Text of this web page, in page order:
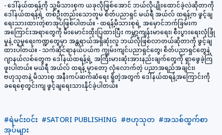
- ဒေါ်နယ်ထရန့်ကို သူ့မိသားစုက ယခုလိုဖြစ်အောင် ဘယ်လိုပျိုးထောင်ခဲ့လဲဆိုတာကို
ဒေါ်နယ်ထရန့်ရဲ့ တစ်ဦးတည်းသောတူမ စိတ်ပညာရှင် မယ်ရီ အယ်လ် ထရန့်က ဖွင့်ချ
ရေးသားထားတဲ့စာအုပ်ဖြစ်ပါတယ်။ - ထရန့်မိသားစုရဲ့ အမှောင်ဘက်ခြမ်းက
အကြောင်းအရာတွေကို မီးမောင်းထိုးပြထားပြီး ကမ္ဘာ့ကျန်းမာရေး၊ စီးပွားရေးလုံခြုံ
မှုနဲ့ လူမှုရေးကဏ္ဍတွေမှာ အန္တရာယ်အရှိဆုံးလူ ဘယ်လိုဖြစ်လာတယ်ဆိုတာကို ဖွင့်ချ
ထားပါတယ်။ - သက်ဆိုင်ရာနယ်ပယ်က ကျွမ်းကျင်ပညာရှင်တွေ၊ စိတ်ပညာရှင်တွေနဲ့
ဂျာနယ်လစ်တွေက ဒေါ်နယ်ထရန့်ရဲ့ အကြီးမားဆုံးအားနည်းချက်တွေကို ရှာဖွေခဲ့ကြ
ဖူးပါတယ်။ မယ်ရီ အယ်လ် ထရန့် မှာတော့ လုံလောက်တဲ့ ပညာအရည်အချင်း၊
ဗဟုသုတနဲ့ မိသားစု အနီးကပ်ဆက်ဆံရေး ရှိတဲ့အတွက် ဒေါ်နယ်ထရန့်အကြောင်းကို
ခရေစေ့တွင်းကျ ဖွင့်ချရေးသားနိုင်ခဲ့ပါတယ်။
#ရဲမင်းဝင်း #SATORI PUBLISHING #ဗဟုသုတ #အသစ်ထွက်စာ
အုပ်များ